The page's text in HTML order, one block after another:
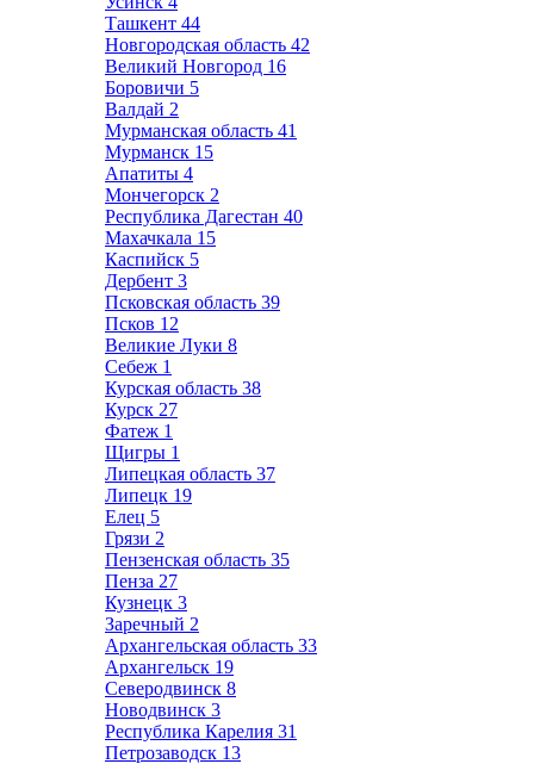
Ташкент 44
Новгородская область 42
Великий Новгород 16
Боровичи 5
Валдай 2
Мурманская область 41
Мурманск 15
Апатиты 4
Мончегорск 2
Республика Дагестан 40
Махачкала 15
Каспийск 5
Дербент 3
Псковская область 39
Псков 12
Великие Луки 8
Себеж 1
Курская область 38
Курск 27
Фатеж 1
Щигры 1
Липецкая область 37
Липецк 19
Елец 5
Грязи 2
Пензенская область 35
Пенза 27
Кузнецк 3
Заречный 2
Архангельская область 33
Архангельск 19
Северодвинск 8
Новодвинск 3
Республика Карелия 31
Петрозаводск 13